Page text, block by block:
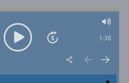
1:38